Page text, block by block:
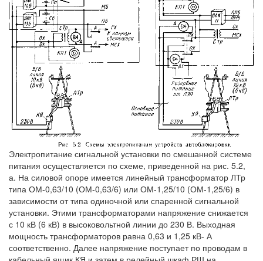
Электропитание сигнальной установки по смешанной системе
питания осуществляется по схеме, приведенной на рис. 5.2,
а. На силовой опоре имеется линейный трансформатор ЛТр
типа ОМ-0,63/10 (ОМ-0,63/6) или ОМ-1,25/10 (ОМ-1,25/6) в
зависимости от типа одиночной или спаренной сигнальной
установки. Этими трансформаторами напряжение снижается
с 10 кВ (6 кВ) в высоковольтной линии до 230 В. Выходная
мощность трансформаторов равна 0,63 и 1,25 кВ- А
соответственно. Далее напряжение поступает по проводам в